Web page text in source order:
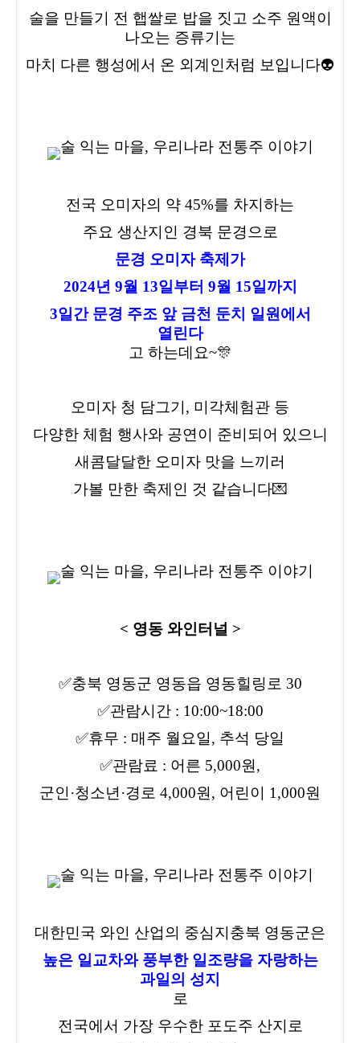
술을 만들기 전 햅쌀로 밥을 짓고 소주 원액이
나오는 증류기는
마치 다른 행성에서 온 외계인처럼 보입니다👽
전국 오미자의 약 45%를 차지하는
주요 생산지인 경북 문경으로
문경 오미자 축제가
2024년 9월 13일부터 9월 15일까지
3일간 문경 주조 앞 금천 둔치 일원에서
열린다
고 하는데요~🎊
오미자 청 담그기, 미각체험관 등
다양한 체험 행사와 공연이 준비되어 있으니
새콤달달한 오미자 맛을 느끼러
가볼 만한 축제인 것 같습니다💌
< 영동 와인터널 >
✅충북 영동군 영동읍 영동힐링로 30
✅관람시간 : 10:00~18:00
✅휴무 : 매주 월요일, 추석 당일
✅관람료 : 어른 5,000원,
군인·청소년·경로 4,000원, 어린이 1,000원
대한민국 와인 산업의 중심지충북 영동군은
높은 일교차와 풍부한 일조량을 자랑하는
과일의 성지
로
전국에서 가장 우수한 포도주 산지로